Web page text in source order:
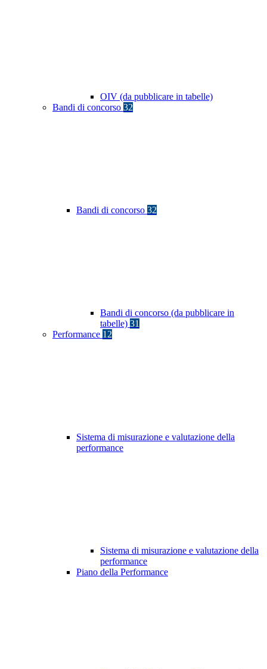
OIV (da pubblicare in tabelle)
Bandi di concorso 32
Bandi di concorso 32
Bandi di concorso (da pubblicare in
tabelle) 31
Performance 12
Sistema di misurazione e valutazione della
performance
Sistema di misurazione e valutazione della
performance
Piano della Performance